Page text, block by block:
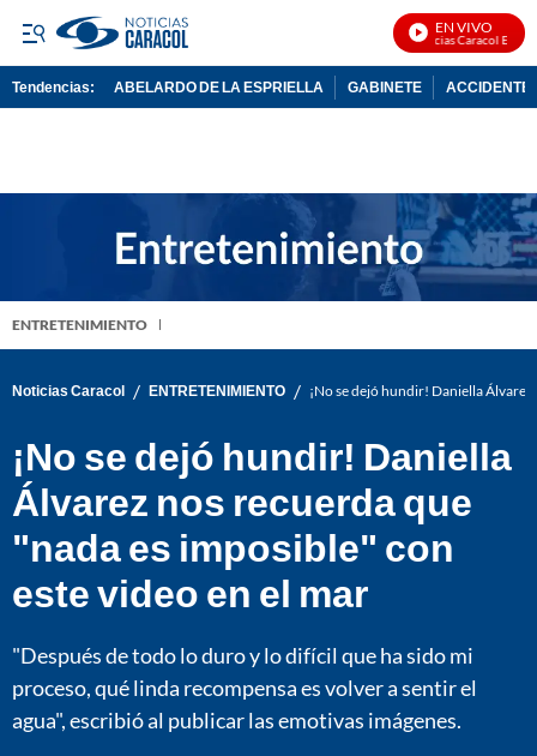
EN VIVO
Noticias Caracol En Vivo
Tendencias: ABELARDO DE LA ESPRIELLA GABINETE ACCIDENTE
ENTRETENIMIENTO
Noticias Caracol / ENTRETENIMIENTO / ¡No se dejó hundir! Daniella
¡No se dejó hundir! Daniella
Álvarez nos recuerda que
"nada es imposible" con
este video en el mar
"Después de todo lo duro y lo difícil que ha sido mi
proceso, qué linda recompensa es volver a sentir el
agua", escribió al publicar las emotivas imágenes.